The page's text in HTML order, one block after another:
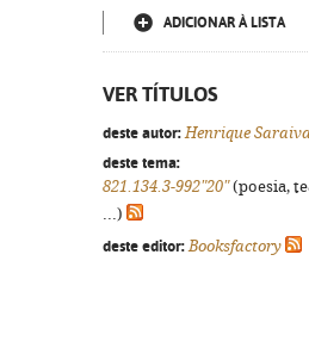
ADICIONAR À LISTA
VER TÍTULOS
deste autor: Henrique
deste tema:
821.134.3-992"20"(poesia,
...)
deste editor: Booksfactory